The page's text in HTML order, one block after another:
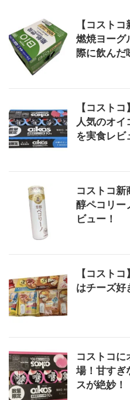
【コスト
燃焼ヨーグ
際に飲んだ
【コスト
人気のオ
を実食レビ
コストコ新
醇ペコリー
ビュー！
【コスト
はチーズ好
コストコに
場！甘すぎ
スが絶妙！